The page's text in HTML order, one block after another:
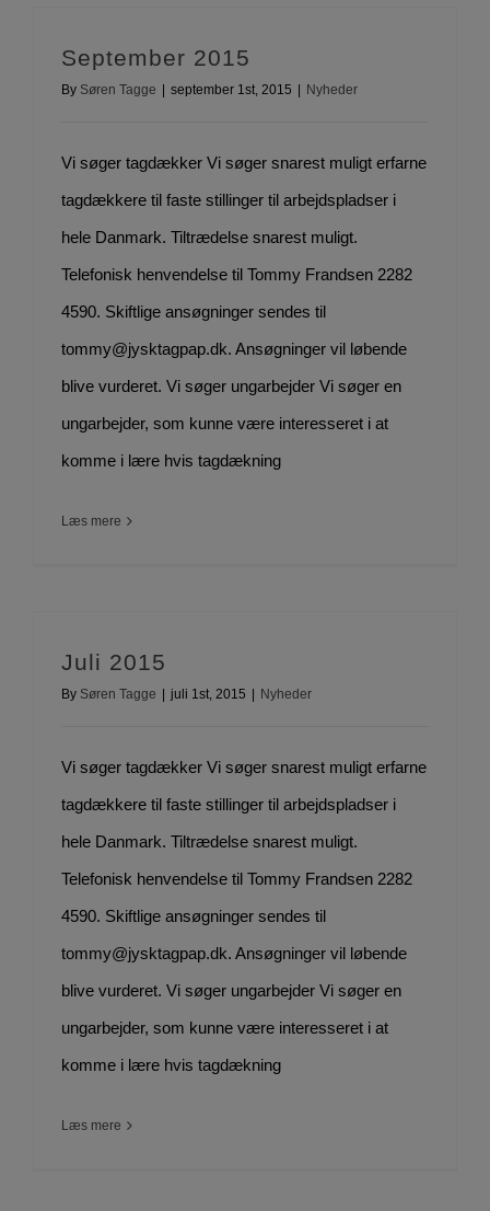
September 2015
By Søren Tagge | september 1st, 2015 | Nyheder
Vi søger tagdækker Vi søger snarest muligt erfarne
tagdækkere til faste stillinger til arbejdspladser i
hele Danmark. Tiltrædelse snarest muligt.
Telefonisk henvendelse til Tommy Frandsen 2282
4590. Skiftlige ansøgninger sendes til
tommy@jysktagpap.dk. Ansøgninger vil løbende
blive vurderet. Vi søger ungarbejder Vi søger en
ungarbejder, som kunne være interesseret i at
komme i lære hvis tagdækning
Læs mere
Juli 2015
By Søren Tagge | juli 1st, 2015 | Nyheder
Vi søger tagdækker Vi søger snarest muligt erfarne
tagdækkere til faste stillinger til arbejdspladser i
hele Danmark. Tiltrædelse snarest muligt.
Telefonisk henvendelse til Tommy Frandsen 2282
4590. Skiftlige ansøgninger sendes til
tommy@jysktagpap.dk. Ansøgninger vil løbende
blive vurderet. Vi søger ungarbejder Vi søger en
ungarbejder, som kunne være interesseret i at
komme i lære hvis tagdækning
Læs mere